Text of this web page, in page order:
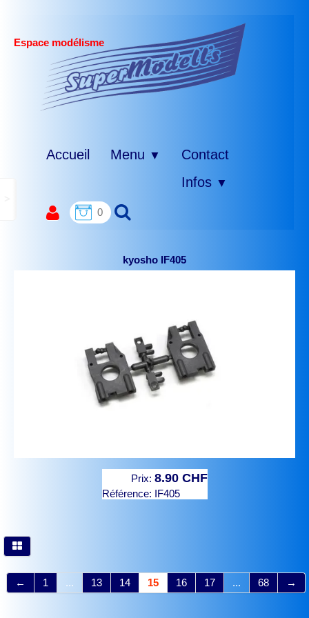
Espace modélisme
Accueil Menu ▼
Contact
Infos ▼
0
kyosho IF405
Prix: 8.90 CHF
Référence: IF405
← 1 ... 13 14 15 16 17 ... 68 →